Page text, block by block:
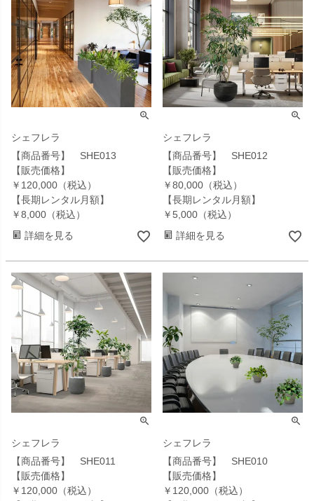
シェフレラ
【商品番号】 SHE013
【販売価格】
￥120,000（税込）
【長期レンタル月額】
￥8,000（税込）
詳細を見る
シェフレラ
【商品番号】 SHE012
【販売価格】
￥80,000（税込）
【長期レンタル月額】
￥5,000（税込）
詳細を見る
シェフレラ
【商品番号】 SHE011
【販売価格】
￥120,000（税込）
シェフレラ
【商品番号】 SHE010
【販売価格】
￥120,000（税込）